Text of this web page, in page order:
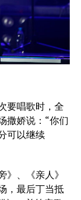
要唱歌时，全
撒娇说：“你们
可以继续
、《亲人》
，最后丁当抵